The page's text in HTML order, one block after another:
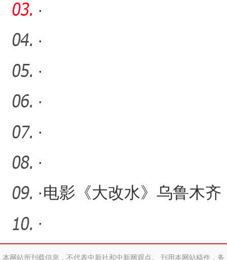
局
的麦秸画非遗之路
·
·
·
·
·
·
·电影《大改水》乌鲁木齐
展映 一碗“甜水”令人动容
·
本网站所刊载信息，不代表中新社和中新网观点。 刊用本网站稿件，务